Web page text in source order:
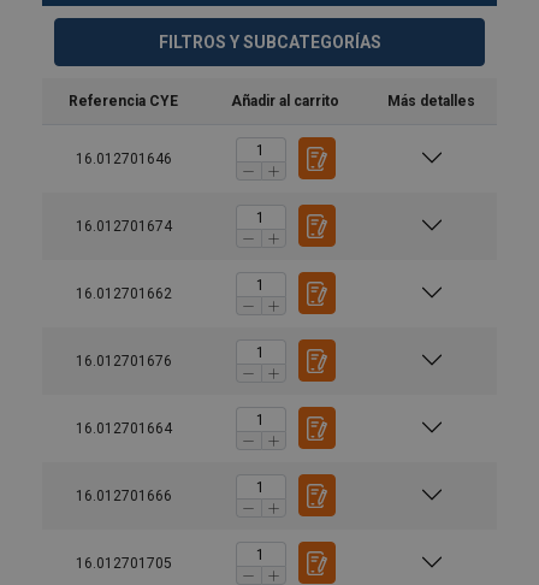
FILTROS Y SUBCATEGORÍAS
Referencia CYE Añadir al carrito Más detalles
16.012701646
16.012701674
16.012701662
16.012701676
16.012701664
16.012701666
16.012701705